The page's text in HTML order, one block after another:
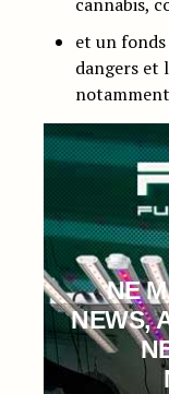
et un
dangers et
NE
NEWS,